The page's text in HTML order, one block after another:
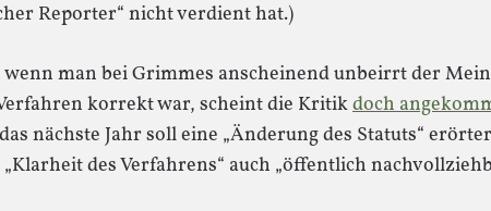
Reporter“ nicht verdient hat.)
wenn man bei Grimmes anscheinend unbeirrt der
korrekt war, scheint die Kritikdoch
nächste Jahr soll eine „Änderung des Statuts“
des Verfahrens“ auch „öffentlich